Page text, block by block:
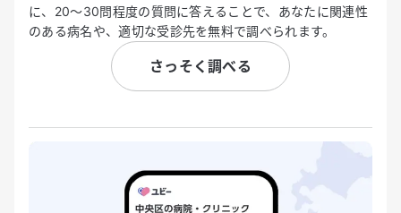
に、20〜30問程度の質問に答えることで、あなたに関連性
のある病名や、適切な受診先を無料で調べられます。
さっそく調べる